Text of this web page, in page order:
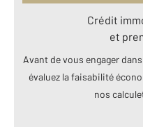
Crédit
et
Avant de vous engager
évaluez la faisabilité
nos